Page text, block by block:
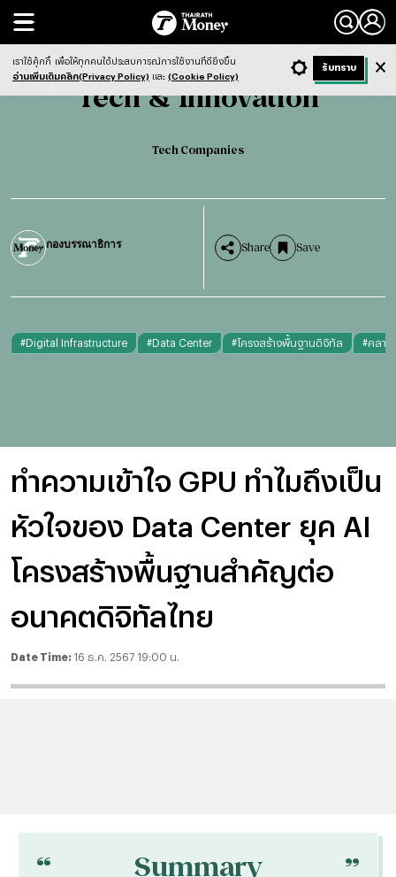
Search
Tech & Innovation Tech Companies
Tech & Innovation
Tech Companies
กองบรรณาธิการ Share Save
#Digital Infrastructure #Data Center #โครงสร้างพื้นฐานดิจิทัล #คลาว
ทำความเข้าใจ GPU ทำไมถึงเป็น
หัวใจของ Data Center ยุค AI
โครงสร้างพื้นฐานสำคัญต่อ
อนาคตดิจิทัลไทย
Date Time: 16 ธ.ค. 2567 19:00 น.
- ก + ก Dark ฟังข่าว
“ Summary “
เราใช้คุ้กกี้ เพื่อให้ทุกคนได้ประสบการณ์การใช้งานที่ดียิ่งขึ้น
อ่านเพิ่มเติมคลิก(Privacy Policy) และ (Cookie Policy)
รับทราบ